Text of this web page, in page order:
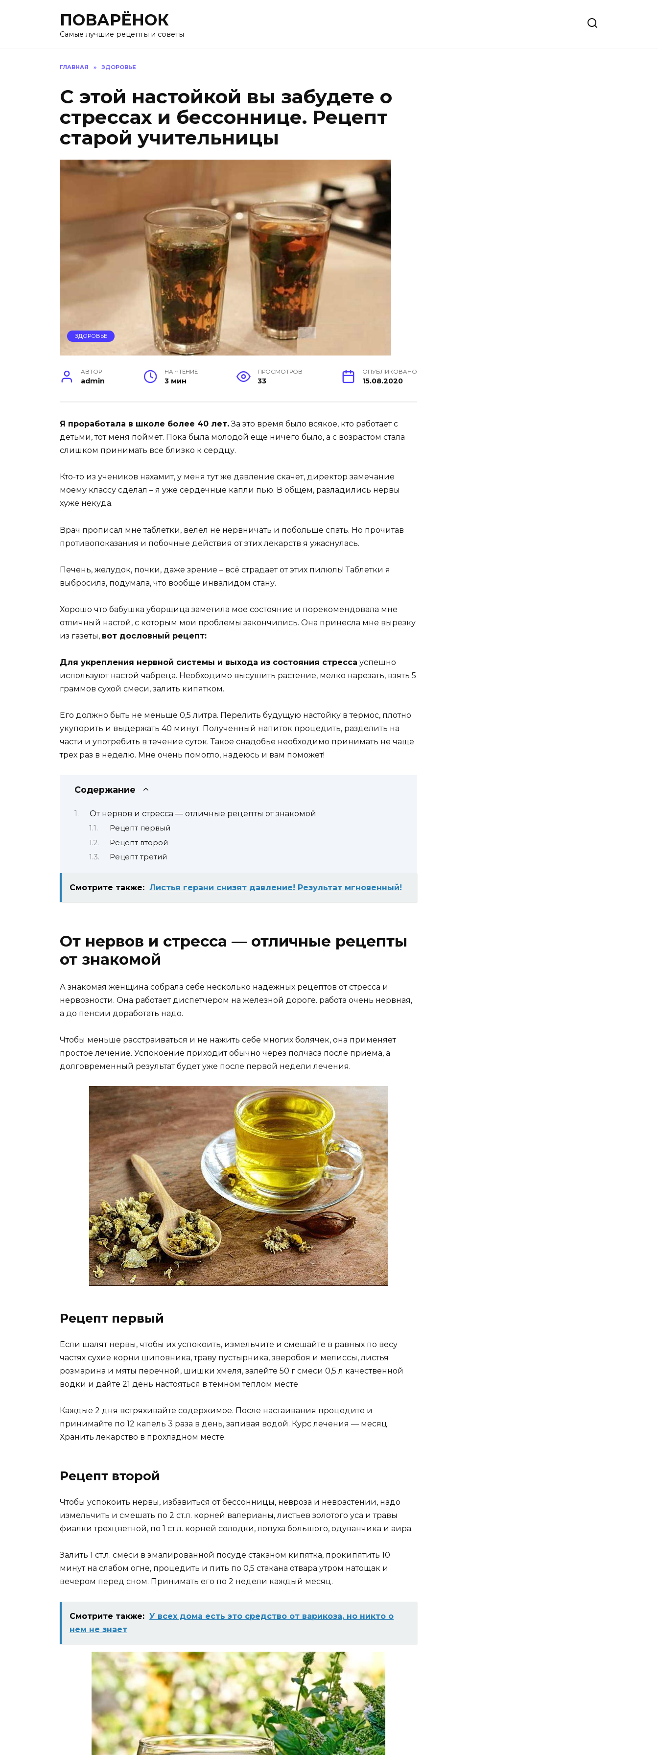
ПОВАРЁНОК
Самые лучшие рецепты и советы
ГЛАВНАЯ » ЗДОРОВЬЕ
С этой настойкой вы забудете о
стрессах и бессоннице. Рецепт
старой учительницы
ЗДОРОВЬЕ
АВТОР
admin
НА ЧТЕНИЕ
3 мин
ПРОСМОТРОВ
33
ОПУБЛИКОВАНО
15.08.2020
Я проработала в школе более 40 лет.За это время было всякое, кто работает с
детьми, тот меня поймет. Пока была молодой еще ничего было, а с возрастом стала
слишком принимать все близко к сердцу.
Кто-то из учеников нахамит, у меня тут же давление скачет, директор замечание
моему классу сделал – я уже сердечные капли пью. В общем, разладились нервы
хуже некуда.
Врач прописал мне таблетки, велел не нервничать и побольше спать. Но прочитав
противопоказания и побочные действия от этих лекарств я ужаснулась.
Печень, желудок, почки, даже зрение – всё страдает от этих пилюль! Таблетки я
выбросила, подумала, что вообще инвалидом стану.
Хорошо что бабушка уборщица заметила мое состояние и порекомендовала мне
отличный настой, с которым мои проблемы закончились. Она принесла мне вырезку
из газеты, вот дословный рецепт:
Для укрепления нервной системы и выхода из состояния стресса успешно
используют настой чабреца. Необходимо высушить растение, мелко нарезать, взять 5
граммов сухой смеси, залить кипятком.
Его должно быть не меньше 0,5 литра. Перелить будущую настойку в термос, плотно
укупорить и выдержать 40 минут. Полученный напиток процедить, разделить на
части и употребить в течение суток. Такое снадобье необходимо принимать не чаще
трех раз в неделю. Мне очень помогло, надеюсь и вам поможет!
Содержание
От нервов и стресса — отличные рецепты от знакомой
Рецепт первый
Рецепт второй
Рецепт третий
Смотрите также: Листья герани снизят давление! Результат мгновенный!
От нервов и стресса — отличные рецепты
от знакомой
А знакомая женщина собрала себе несколько надежных рецептов от стресса и
нервозности. Она работает диспетчером на железной дороге. работа очень нервная,
а до пенсии доработать надо.
Чтобы меньше расстраиваться и не нажить себе многих болячек, она применяет
простое лечение. Успокоение приходит обычно через полчаса после приема, а
долговременный результат будет уже после первой недели лечения.
Рецепт первый
Если шалят нервы, чтобы их успокоить, измельчите и смешайте в равных по весу
частях сухие корни шиповника, траву пустырника, зверобоя и мелиссы, листья
розмарина и мяты перечной, шишки хмеля, залейте 50 г смеси 0,5 л качественной
водки и дайте 21 день настояться в темном теплом месте
Каждые 2 дня встряхивайте содержимое. После настаивания процедите и
принимайте по 12 капель 3 раза в день, запивая водой. Курс лечения — месяц.
Хранить лекарство в прохладном месте.
Рецепт второй
Чтобы успокоить нервы, избавиться от бессонницы, невроза и неврастении, надо
измельчить и смешать по 2 ст.л. корней валерианы, листьев золотого уса и травы
фиалки трехцветной, по 1 ст.л. корней солодки, лопуха большого, одуванчика и аира.
Залить 1 ст.л. смеси в эмалированной посуде стаканом кипятка, прокипятить 10
минут на слабом огне, процедить и пить по 0,5 стакана отвара утром натощак и
вечером перед сном. Принимать его по 2 недели каждый месяц.
Смотрите также: У всех дома есть это средство от варикоза, но никто о
нем не знает